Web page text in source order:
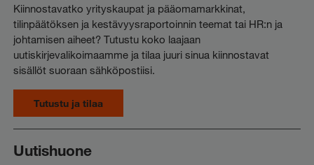
Kiinnostavatko yrityskaupat ja pääomamarkkinat,
tilinpäätöksen ja kestävyysraportoinnin teemat tai HR:n ja
johtamisen aiheet? Tutustu koko laajaan
uutiskirjevalikoimaamme ja tilaa juuri sinua kiinnostavat
sisällöt suoraan sähköpostiisi.
Tutustu ja tilaa
Uutishuone